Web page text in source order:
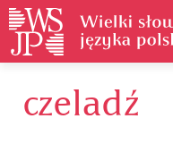
czeladź